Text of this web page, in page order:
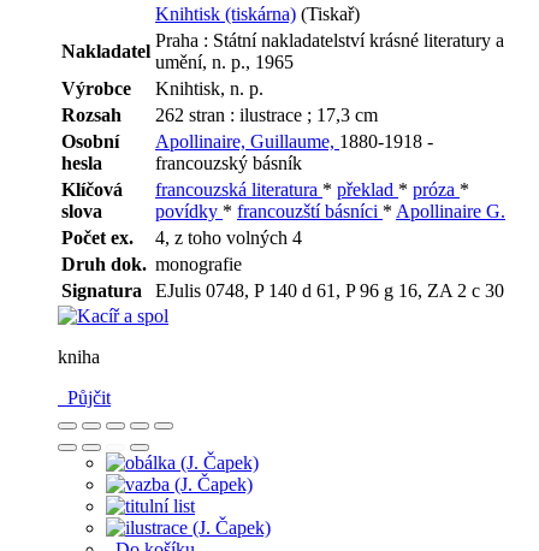
Knihtisk (tiskárna) (Tiskař)
Nakladatel
Praha : Státní nakladatelství krásné literatury a
umění, n. p., 1965
Výrobce
Knihtisk, n. p.
Rozsah
262 stran : ilustrace ; 17,3 cm
Osobní
hesla
Apollinaire, Guillaume, 1880-1918 -
francouzský básník
Klíčová
slova
francouzská literatura * překlad * próza *
povídky * francouzští básníci * Apollinaire G.
Počet ex.
4, z toho volných 4
Druh dok. monografie
Signatura
EJulis 0748, P 140 d 61, P 96 g 16, ZA 2 c 30
kniha
Půjčit